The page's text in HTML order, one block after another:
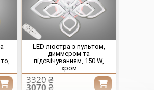
LED люстра з пультом,
диммером та
підсвічуванням, 150 W,
хром
3320 ₴
3070 ₴